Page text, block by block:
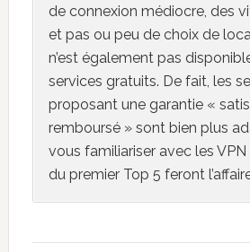
de connexion médiocre, des
et pas ou peu de choix de
n’est également pas
services gratuits. De fait, les
proposant une garantie «
remboursé » sont bien plus
vous familiariser avec les VPN
du premier Top 5 feront